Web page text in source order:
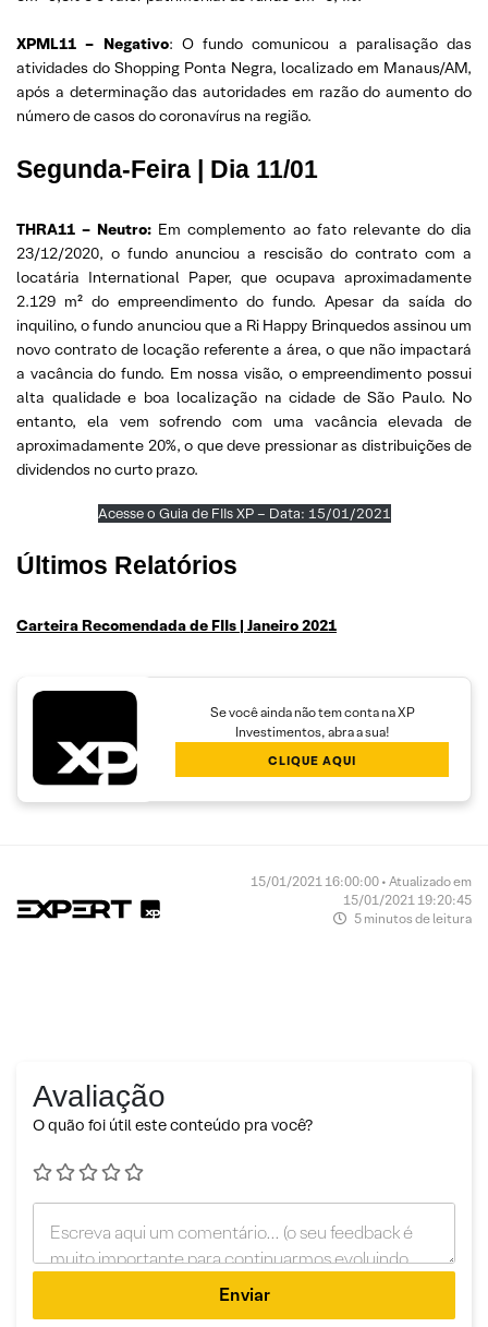
XPML11 – Negativo: O fundo comunicou a paralisação das
atividades do Shopping Ponta Negra, localizado em Manaus/AM,
após a determinação das autoridades em razão do aumento do
número de casos do coronavírus na região.
Segunda-Feira | Dia 11/01
THRA11 – Neutro: Em complemento ao fato relevante do dia
23/12/2020, o fundo anunciou a rescisão do contrato com a
locatária International Paper, que ocupava aproximadamente
2.129 m² do empreendimento do fundo. Apesar da saída do
inquilino, o fundo anunciou que a Ri Happy Brinquedos assinou um
novo contrato de locação referente a área, o que não impactará
a vacância do fundo. Em nossa visão, o empreendimento possui
alta qualidade e boa localização na cidade de São Paulo. No
entanto, ela vem sofrendo com uma vacância elevada de
aproximadamente 20%, o que deve pressionar as distribuições de
dividendos no curto prazo.
Acesse o Guia de FIIs XP – Data: 15/01/2021
Últimos Relatórios
Carteira Recomendada de FIIs | Janeiro 2021
Se você ainda não tem conta na XP
Investimentos, abra a sua!
CLIQUE AQUI
15/01/2021 16:00:00 • Atualizado em
15/01/2021 19:20:45
5 minutos de leitura
Avaliação
O quão foi útil este conteúdo pra você?
Enviar